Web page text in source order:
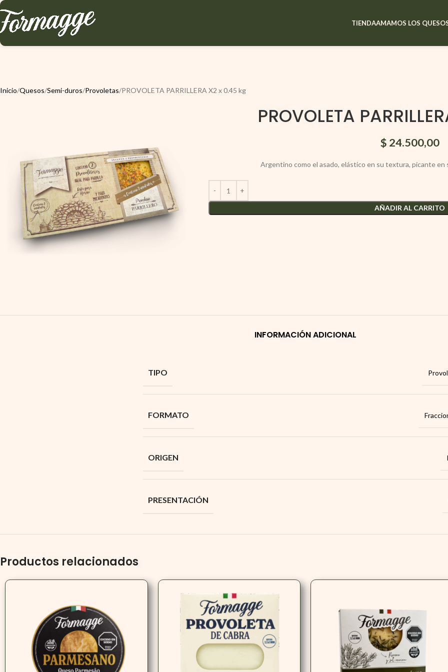
TIENDAAMAMOS LOS
Inicio Quesos Semi-duros Provoletas PROVOLETA PARRILLERA X2 x 0.45 kg
PROVOLETA
$ 24.500,00
Argentino como el asado, elástico en su textura, picante en
AÑADIR AL CARRITO
INFORMACIÓN ADICIONAL
TIPO
FORMATO
ORIGEN
PRESENTACIÓN
Productos relacionados